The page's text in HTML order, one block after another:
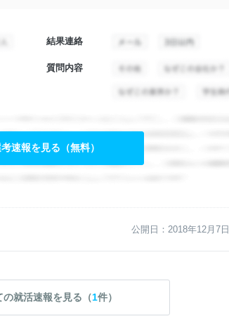
結果連絡
質問内容
速報を見る（無料）
公開日：2018年12月7日
の就活速報を見る（1件）